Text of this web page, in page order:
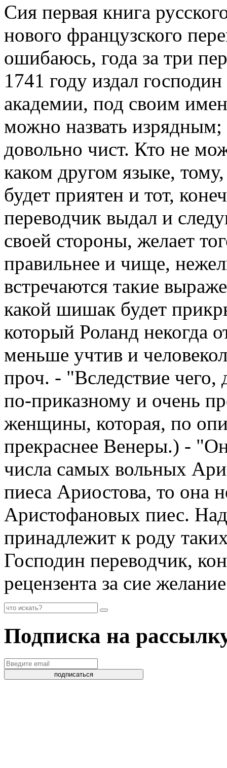
Сия первая книга
нового французского
ошибаюсь, года за три
1741 году издал
академии, под своим
можно назвать
довольно чист. Кто не
каком другом языке,
будет приятен и тот,
переводчик выдал и
своей стороны, желает
правильнее и чище,
встречаются такие
какой шишак будет
который Роланд некогда
меньше учтив и
проч. - "Вследствие
по-приказному и очень
женщины, которая, по
прекраснее Венеры.) -
числа самых вольных
пиеса Ариостова, то она
Аристофановых пиес.
принадлежит к роду
Господин переводчик,
рецензента за сие
Подписка на
подписаться